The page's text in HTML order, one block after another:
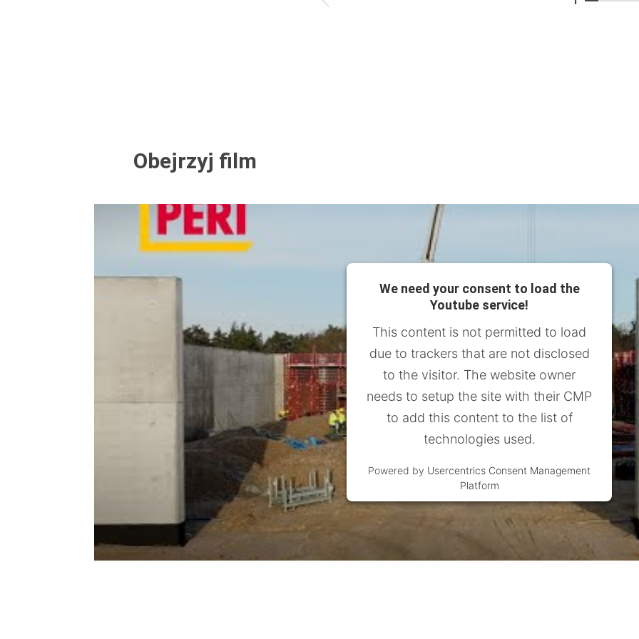
Obejrzyj film
We need your consent to load the
Youtube service!
This content is not permitted to load
due to trackers that are not disclosed
to the visitor. The website owner
needs to setup the site with their CMP
to add this content to the list of
technologies used.
Powered by Usercentrics Consent Management
Platform